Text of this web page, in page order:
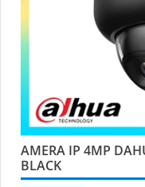
AMERA IP 4MP
BLACK